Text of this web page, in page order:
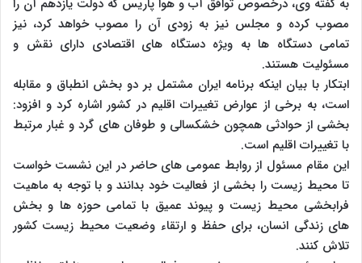
مصوب کرده و مجلس نیز به زودی آن را مصوب خواهد کرد، نیز
تمامی دستگاه ها به ویژه دستگاه های اقتصادی دارای نقش و
مسئولیت هستند.
ابتکار با بیان اینکه برنامه ایران مشتمل بر دو بخش انطباق و مقابله
است، به برخی از عوارض تغییرات اقلیم در کشور اشاره کرد و افزود:
بخشی از حوادثی همچون خشکسالی و طوفان های گرد و غبار مرتبط
با تغییرات اقلیم است.
این مقام مسئول از روابط عمومی های حاضر در این نشست خواست
تا محیط زیست را بخشی از فعالیت خود بدانند و با توجه به ماهیت
فرابخشی محیط زیست و پیوند عمیق با تمامی حوزه ها و بخش
های زندگی انسان، برای حفظ و ارتقاء وضعیت محیط زیست کشور
تلاش کنند.